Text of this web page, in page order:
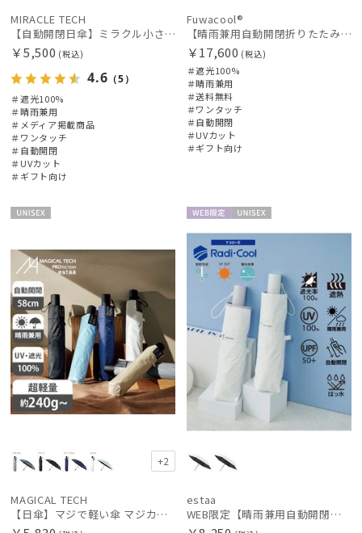
MIRACLE TECH
【自動開閉日傘】ミラクル小さい傘 ミラクルテックプロ (MIRACLE TECH Pro) 晴雨兼用 遮光100 ワンタッチ開閉
￥5,500 (税込)
4.6 （5）
＃遮光100%
＃晴雨兼用
＃メディア掲載商品
＃ワンタッチ
＃自動開閉
＃UVカット
＃ギフト向け
Fuwacool®
【晴雨兼用自動開閉折りたたみ日傘】フワクール®（Fuwacool®）ダブルライン 遮光100 UV100 ワンタッチ開閉
￥17,600 (税込)
＃遮光100%
＃晴雨兼用
＃送料無料
＃ワンタッチ
＃自動開閉
＃UVカット
＃ギフト向け
+2
MAGICAL TECH
【日傘】マジで軽い傘 マジカルテックプロテクション(MAGICAL TECH PROTECTION) 58cm 晴雨兼用傘自動開閉折りたたみ日傘 一級遮光100% UV 軽量 機能性 大きめ 人気
定
X
estaa
WEB限定【晴雨兼用自動開閉日傘】エスタ(estaa)REIKYAKUパラソル 55㎝ ラディクール 遮光100 UV100 ワンタッチ開閉